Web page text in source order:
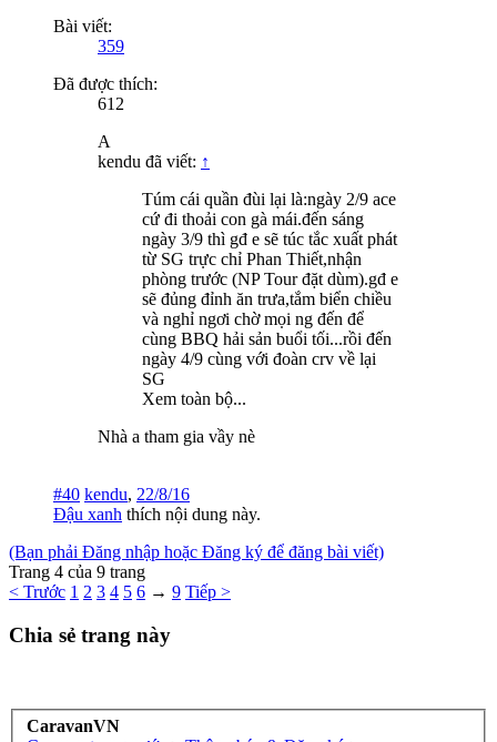
Bài viết:
359
Đã được thích:
612
A
kendu đã viết: ↑
Túm cái quần đùi lại là:ngày 2/9 ace
cứ đi thoải con gà mái.đến sáng
ngày 3/9 thì gđ e sẽ túc tắc xuất phát
từ SG trực chỉ Phan Thiết,nhận
phòng trước (NP Tour đặt dùm).gđ e
sẽ đủng đỉnh ăn trưa,tắm biển chiều
và nghỉ ngơi chờ mọi ng đến để
cùng BBQ hải sản buổi tối...rồi đến
ngày 4/9 cùng với đoàn crv về lại
SG
Xem toàn bộ...
Nhà a tham gia vầy nè
#40 kendu, 22/8/16
Đậu xanh thích nội dung này.
(Bạn phải Đăng nhập hoặc Đăng ký để đăng bài viết)
Trang 4 của 9 trang
< Trước 1 2 3 4 5 6 → 9 Tiếp >
Chia sẻ trang này
CaravanVN